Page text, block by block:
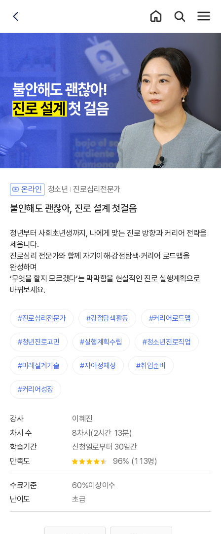
통합검색 레이
전체
뒤로가기
온라인 청소년 진로심리전문가
불안해도 괜찮아, 진로 설계 첫걸음
청년부터 사회초년생까지, 나에게 맞는 진로 방향과 커리어 전략을
세웁니다.
진로심리 전문가와 함께 자기이해·강점탐색·커리어 로드맵을
완성하며
‘무엇을 할지 모르겠다’는 막막함을 현실적인 진로 실행계획으로
바꿔보세요.
#진로심리전문가 #강점탐색활동 #커리어로드맵
#청년진로고민 #실행계획수립 #청소년진로직업
#미래설계기술 #자아정체성 #취업준비
#커리어성장
강사
이혜진
차시 수
8차시(2시간 13분)
학습기간
신청일로부터 30일간
만족도
별점 4.5개 96% (113명)
수료기준
60%이상이수
난이도
초급